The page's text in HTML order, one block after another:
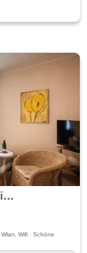
Weingut und Gästehaus Edwin und Brunhilde Hoffmann
Wifi · Schöne